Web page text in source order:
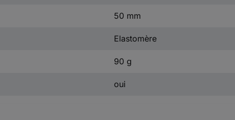
50 mm
Elastomère
90 g
oui